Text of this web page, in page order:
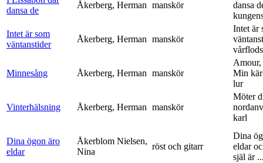
dansa de
Åkerberg, Herman manskör
dansa
Intet är som
väntanstider
Åkerberg, Herman manskör
Intet är
Minnesång Åkerberg, Herman manskör
Min
lur
Vinterhälsning Åkerberg, Herman manskör
Möter
karl
Dina ögon äro
eldar
Åkerblom Nielsen,
Nina
röst och gitarr
Dina
eldar
själ är